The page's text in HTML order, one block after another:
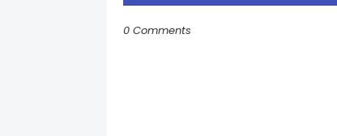
0 Comments